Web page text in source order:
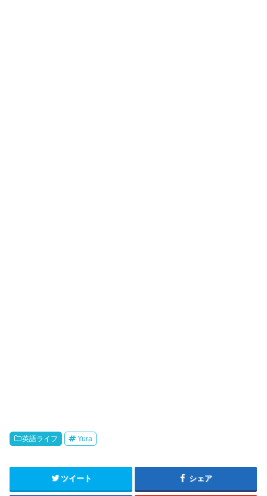
英語ライフ Yura
ツイート シェア